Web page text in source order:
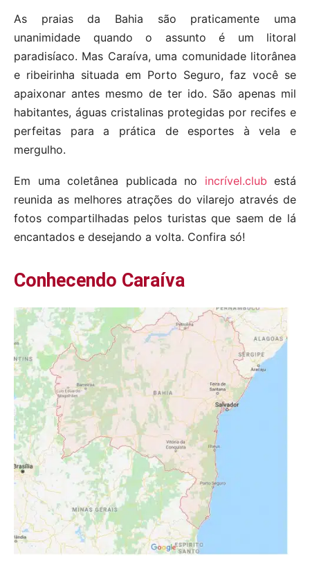
As praias da Bahia são praticamente uma
unanimidade quando o assunto é um litoral
paradisíaco. Mas Caraíva, uma comunidade litorânea
e ribeirinha situada em Porto Seguro, faz você se
apaixonar antes mesmo de ter ido. São apenas mil
habitantes, águas cristalinas protegidas por recifes e
perfeitas para a prática de esportes à vela e
mergulho.
Em uma coletânea publicada no incrível.club está
reunida as melhores atrações do vilarejo através de
fotos compartilhadas pelos turistas que saem de lá
encantados e desejando a volta. Confira só!
Conhecendo Caraíva